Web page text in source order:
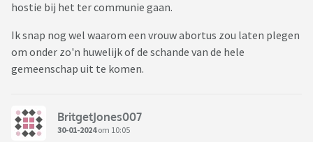
hostie bij het ter communie gaan.
Ik snap nog wel waarom een vrouw abortus zou laten plegen
om onder zo'n huwelijk of de schande van de hele
gemeenschap uit te komen.
BritgetJones007
30-01-2024om 10:05